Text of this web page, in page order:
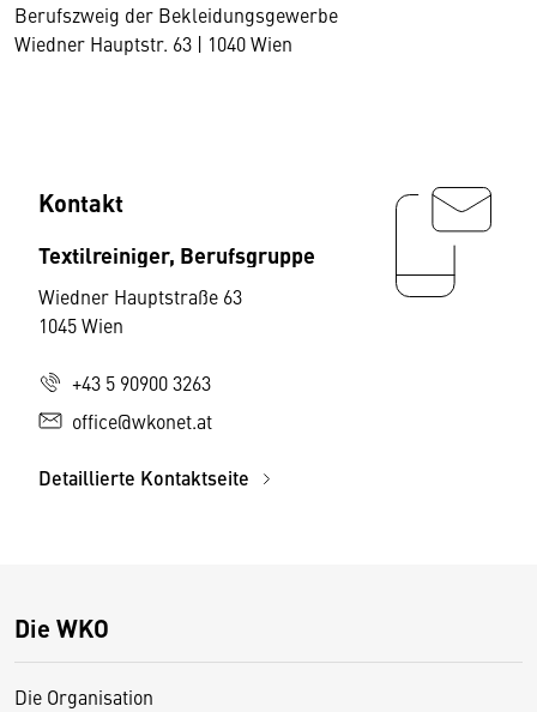
Berufszweig der Bekleidungsgewerbe
Wiedner Hauptstr. 63 | 1040 Wien
Kontakt
Textilreiniger, Berufsgruppe
Wiedner Hauptstraße 63
1045 Wien
+43 5 90900 3263
office@wkonet.at
Detaillierte Kontaktseite
Die WKO
Die Organisation